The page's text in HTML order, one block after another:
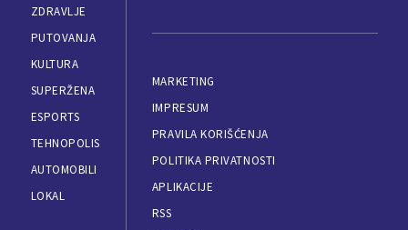
ZDRAVLJE
PUTOVANJA
KULTURA
SUPERŽENA
ESPORTS
TEHNOPOLIS
AUTOMOBILI
LOKAL
MARKETING
IMPRESUM
PRAVILA KORIŠĆENJA
POLITIKA PRIVATNOSTI
APLIKACIJE
RSS